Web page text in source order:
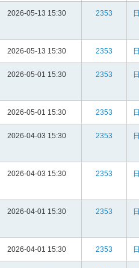
2026-05-13 15:30 2353
2026-05-13 15:30 2353
2026-05-01 15:30 2353
2026-05-01 15:30 2353
2026-04-03 15:30 2353
2026-04-03 15:30 2353
2026-04-01 15:30 2353
2026-04-01 15:30 2353